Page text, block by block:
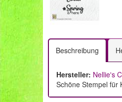
Beschreibung
Hersteller: Nellie's
Schöne Stempel für